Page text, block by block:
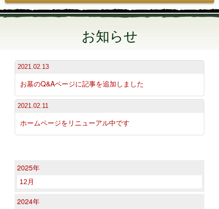
お知らせ
2021.02.13
お墓のQ&Aページに記事を追加しました
2021.02.11
ホームページをリニューアル中です
2025年
12月
2024年